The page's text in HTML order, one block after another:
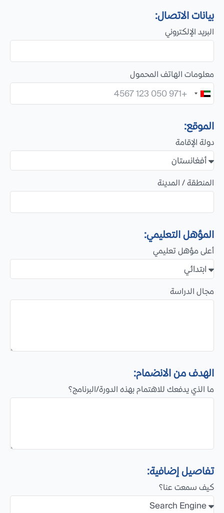
بيانات الاتصال:
البريد الإلكتروني
معلومات الهاتف المحمول
U
i
e
d
A
r
m
r
a
e
الموقع:
دولة الإقامة
المنطقة / المدينة
المؤهل التعليمي:
أعلى مؤهل تعليمي
مجال الدراسة
الهدف من الانضمام:
ما الذي يدفعك للاهتمام بهذه الدورة/البرنامج؟
تفاصيل إضافية:
كيف سمعت عنا؟